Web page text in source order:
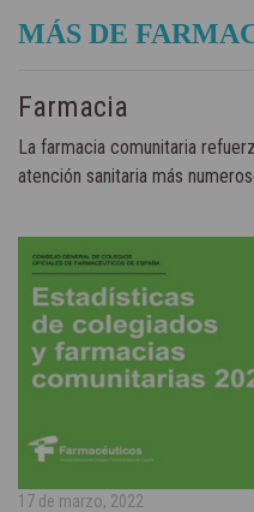
MÁS DE
Farmacia
La farmacia comunitaria
atención sanitaria más
17 de marzo, 2022